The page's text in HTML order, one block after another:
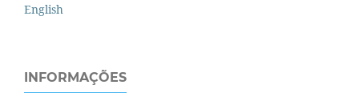
English
INFORMAÇÕES